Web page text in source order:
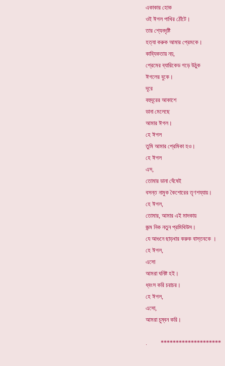
একাকার হোক
ওই ঈগল পাখির ঠোঁটে।
তার শ্যেনদৃষ্টি
হত্যা করুক আমার প্রেমকে।
কাব্যিকতায় নয়,
প্রেমের ব্যারিকেড গড়ে উঠুক
ঈগলের বুকে।
দূরে
বহুদূরের আকাশে
ডানা মেলেছে
আমার ঈগল।
হে ঈগল
তুমি আমার প্রেমিকা হও।
হে ঈগল
এস,
তোমার ডানা ঘেঁষেই
বসন্ত নামুক কৈশোরের তৃণশয্যায়।
হে ঈগল,
তোমার, আমার এই মাদকায়
জন্ম নিক নতুন প্রমিথিউস।
যে আগুনে ছাড়খার করুক বাস্তবকে ।
হে ঈগল,
এসো
আমরা ঘনিষ্ট হই।
ধ্বংস করি চরাচর।
হে ঈগল,
এসো,
আমরা চুম্বন করি।
. ********************